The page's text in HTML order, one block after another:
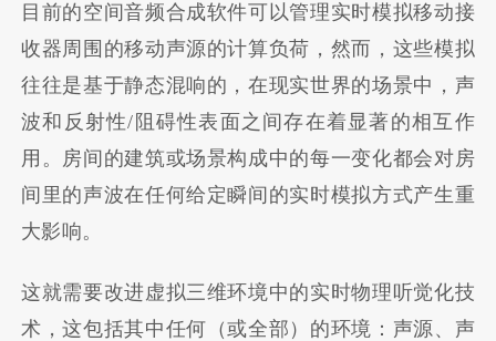
目前的空间音频合成软件可以管理实时模拟移动接
收器周围的移动声源的计算负荷，然而，这些模拟
往往是基于静态混响的，在现实世界的场景中，声
波和反射性/阻碍性表面之间存在着显著的相互作
用。房间的建筑或场景构成中的每一变化都会对房
间里的声波在任何给定瞬间的实时模拟方式产生重
大影响。
这就需要改进虚拟三维环境中的实时物理听觉化技
术，这包括其中任何（或全部）的环境：声源、声